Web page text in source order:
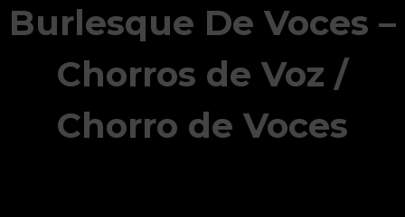
Burlesque De Voces –
Chorros de Voz /
Chorro de Voces